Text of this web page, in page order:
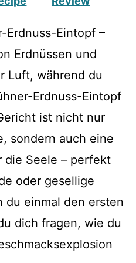
Erdnuss-Eintopf –
Erdnüssen und
Luft, während du
Erdnuss-Eintopf
ist nicht nur
sondern auch eine
die Seele – perfekt
oder gesellige
du einmal den ersten
dich fragen, wie du